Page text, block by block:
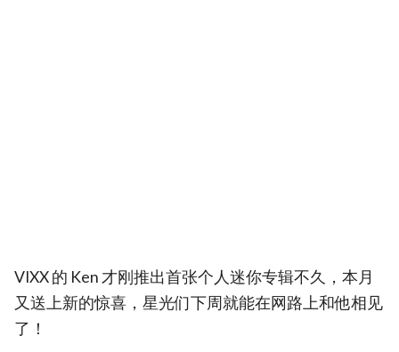
VIXX 的 Ken 才刚推出首张个人迷你专辑不久，本月
又送上新的惊喜，星光们下周就能在网路上和他相见
了！